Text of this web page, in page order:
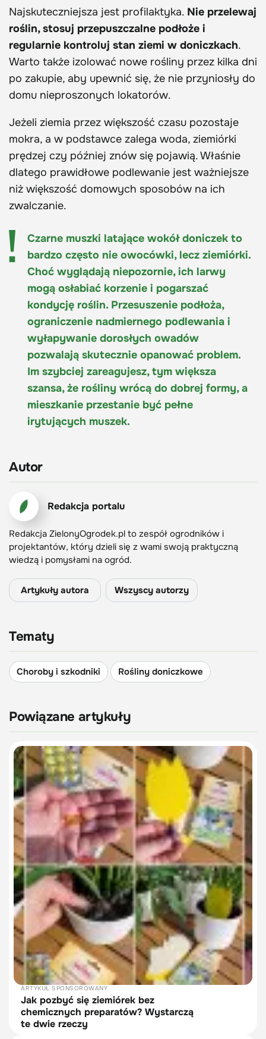
Najskuteczniejsza jest profilaktyka. Nie przelewaj
roślin, stosuj przepuszczalne podłoże i
regularnie kontroluj stan ziemi w doniczkach.
Warto także izolować nowe rośliny przez kilka dni
po zakupie, aby upewnić się, że nie przyniosły do
domu nieproszonych lokatorów.
Jeżeli ziemia przez większość czasu pozostaje
mokra, a w podstawce zalega woda, ziemiórki
prędzej czy później znów się pojawią. Właśnie
dlatego prawidłowe podlewanie jest ważniejsze
niż większość domowych sposobów na ich
zwalczanie.
Czarne muszki latające wokół doniczek to
bardzo często nie owocówki, lecz ziemiórki.
Choć wyglądają niepozornie, ich larwy
mogą osłabiać korzenie i pogarszać
kondycję roślin. Przesuszenie podłoża,
ograniczenie nadmiernego podlewania i
wyłapywanie dorosłych owadów
pozwalają skutecznie opanować problem.
Im szybciej zareagujesz, tym większa
szansa, że rośliny wrócą do dobrej formy, a
mieszkanie przestanie być pełne
irytujących muszek.
Autor
Redakcja portalu
Redakcja ZielonyOgrodek.pl to zespół ogrodników i
projektantów, który dzieli się z wami swoją praktyczną
wiedzą i pomysłami na ogród.
Artykuły autora Wszyscy autorzy
Tematy
Choroby i szkodniki Rośliny doniczkowe
Powiązane artykuły
ARTYKUŁ SPONSOROWANY
Jak pozbyć się ziemiórek bez
chemicznych preparatów? Wystarczą
te dwie rzeczy